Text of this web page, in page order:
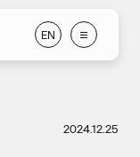
EN
EN
2024.12.25